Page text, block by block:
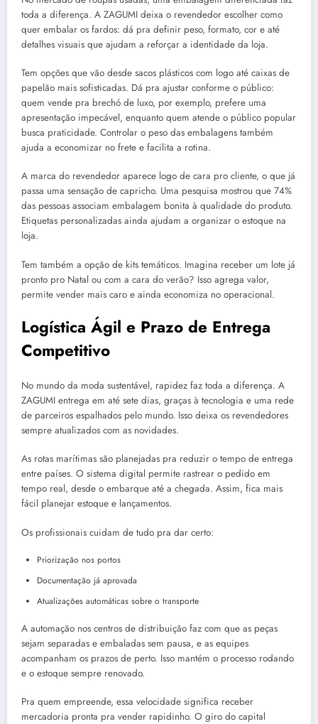
toda a diferença. A ZAGUMI deixa o revendedor escolher como
quer embalar os fardos: dá pra definir peso, formato, cor e até
detalhes visuais que ajudam a reforçar a identidade da loja.
Tem opções que vão desde sacos plásticos com logo até caixas de
papelão mais sofisticadas. Dá pra ajustar conforme o público:
quem vende pra brechó de luxo, por exemplo, prefere uma
apresentação impecável, enquanto quem atende o público popular
busca praticidade. Controlar o peso das embalagens também
ajuda a economizar no frete e facilita a rotina.
A marca do revendedor aparece logo de cara pro cliente, o que já
passa uma sensação de capricho. Uma pesquisa mostrou que 74%
das pessoas associam embalagem bonita à qualidade do produto.
Etiquetas personalizadas ainda ajudam a organizar o estoque na
loja.
Tem também a opção de kits temáticos. Imagina receber um lote já
pronto pro Natal ou com a cara do verão? Isso agrega valor,
permite vender mais caro e ainda economiza no operacional.
Logística Ágil e Prazo de Entrega
Competitivo
No mundo da moda sustentável, rapidez faz toda a diferença. A
ZAGUMI entrega em até sete dias, graças à tecnologia e uma rede
de parceiros espalhados pelo mundo. Isso deixa os revendedores
sempre atualizados com as novidades.
As rotas marítimas são planejadas pra reduzir o tempo de entrega
entre países. O sistema digital permite rastrear o pedido em
tempo real, desde o embarque até a chegada. Assim, fica mais
fácil planejar estoque e lançamentos.
Os profissionais cuidam de tudo pra dar certo:
Priorização nos portos
Documentação já aprovada
Atualizações automáticas sobre o transporte
A automação nos centros de distribuição faz com que as peças
sejam separadas e embaladas sem pausa, e as equipes
acompanham os prazos de perto. Isso mantém o processo rodando
e o estoque sempre renovado.
Pra quem empreende, essa velocidade significa receber
mercadoria pronta pra vender rapidinho. O giro do capital